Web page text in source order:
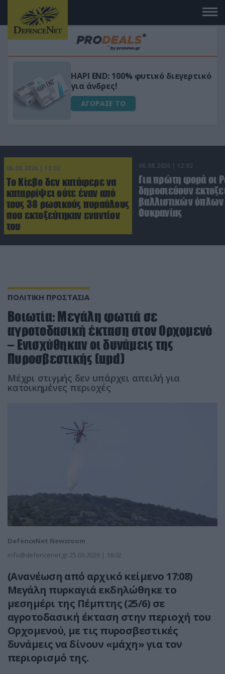
Μεταμόρφωσε τον κήπο σου με το
Ultra Box Μίνι Αλυσοπρίονο με
μπαταρία λιθίου
ΑΓΟΡΑΣΕ ΤΟ
06.08.2026 | 13:02
Το Κίεβο δεν κατάφερε να
καταρρίψει ούτε έναν από
τους 38 ρωσικούς πυραύλους
που εκτοξεύτηκαν εναντίον
του
06.08.2026 | 12:02
Για πρώτη φορά οι
δημοσιεύουν
βαλλιστικών όπλων
Ουκρανίας
ΠΟΛΙΤΙΚΗ ΠΡΟΣΤΑΣΙΑ
Βοιωτία: Μεγάλη φωτιά σε
αγροτοδασική έκταση στον Ορχομενό
– Ενισχύθηκαν οι δυνάμεις της
Πυροσβεστικής (upd)
Μέχρι στιγμής δεν υπάρχει απειλή για
κατοικημένες περιοχές
DefenceNet Newsroom
info@defencenet.gr 25.06.2026 | 18:02
(Aνανέωση από αρχικό κείμενο 17:08)
Μεγάλη πυρκαγιά εκδηλώθηκε το
μεσημέρι της Πέμπτης (25/6) σε
αγροτοδασική έκταση στην περιοχή του
Ορχομενού, με τις πυροσβεστικές
δυνάμεις να δίνουν «μάχη» για τον
περιορισμό της.